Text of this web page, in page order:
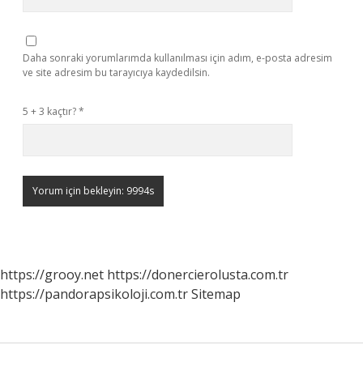
Daha sonraki yorumlarımda kullanılması için adım, e-posta adresim
ve site adresim bu tarayıcıya kaydedilsin.
5 + 3 kaçtır?*
https://grooy.net https://donercierolusta.com.tr
https://pandorapsikoloji.com.trSitemap